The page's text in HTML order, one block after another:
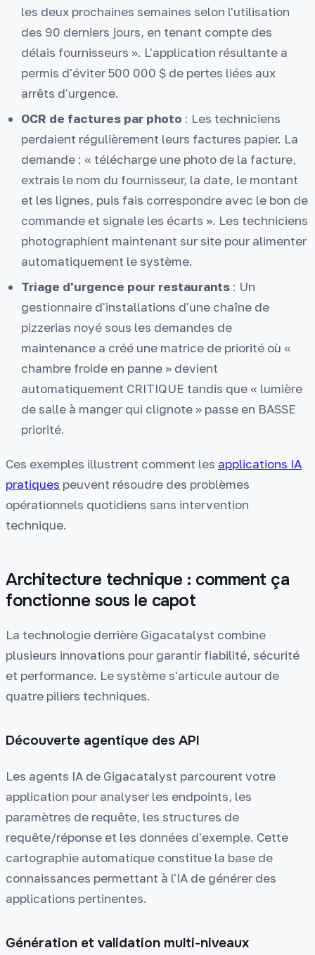
les deux prochaines semaines selon l'utilisation
des 90 derniers jours, en tenant compte des
délais fournisseurs ». L'application résultante a
permis d'éviter 500 000 $ de pertes liées aux
arrêts d'urgence.
OCR de factures par photo : Les techniciens
perdaient régulièrement leurs factures papier. La
demande : « télécharge une photo de la facture,
extrais le nom du fournisseur, la date, le montant
et les lignes, puis fais correspondre avec le bon de
commande et signale les écarts ». Les techniciens
photographient maintenant sur site pour alimenter
automatiquement le système.
Triage d'urgence pour restaurants : Un
gestionnaire d'installations d'une chaîne de
pizzerias noyé sous les demandes de
maintenance a créé une matrice de priorité où «
chambre froide en panne » devient
automatiquement CRITIQUE tandis que « lumière
de salle à manger qui clignote » passe en BASSE
priorité.
Ces exemples illustrent comment les applications IA
pratiques peuvent résoudre des problèmes
opérationnels quotidiens sans intervention
technique.
Architecture technique : comment ça
fonctionne sous le capot
La technologie derrière Gigacatalyst combine
plusieurs innovations pour garantir fiabilité, sécurité
et performance. Le système s'articule autour de
quatre piliers techniques.
Découverte agentique des API
Les agents IA de Gigacatalyst parcourent votre
application pour analyser les endpoints, les
paramètres de requête, les structures de
requête/réponse et les données d'exemple. Cette
cartographie automatique constitue la base de
connaissances permettant à l'IA de générer des
applications pertinentes.
Génération et validation multi-niveaux